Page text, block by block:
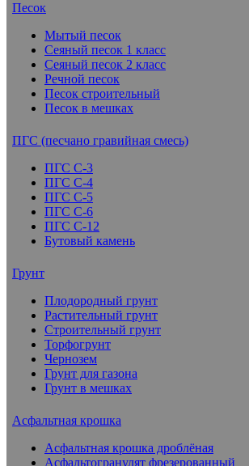
Песок
Мытый песок
Сеяный песок 1 класс
Сеяный песок 2 класс
Речной песок
Песок строительный
Песок в мешках
ПГС (песчано гравийная смесь)
ПГС С-3
ПГС С-4
ПГС С-5
ПГС С-6
ПГС С-12
Бутовый камень
Грунт
Плодородный грунт
Растительный грунт
Строительный грунт
Торфогрунт
Чернозем
Грунт для газона
Грунт в мешках
Асфальтная крошка
Асфальтная крошка дроблёная
Асфальтогранулят фрезерованный